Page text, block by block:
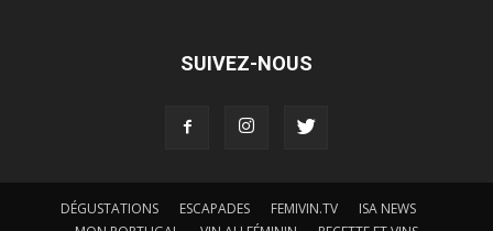
SUIVEZ-NOUS
DÉGUSTATIONS ESCAPADES FEMIVIN.TV
ISA NEWS